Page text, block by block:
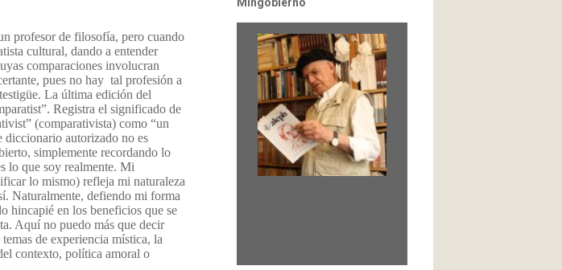
profesor de filosofía, pero cuando
cultural, dando a entender
comparaciones involucran
pues no hay tal profesión a
La última edición del
Registra el significado de
(comparativista) como “un
diccionario autorizado no es
simplemente recordando lo
lo que soy realmente. Mi
lo mismo) refleja mi naturaleza
Naturalmente, defiendo mi forma
hincapié en los beneficios que se
Aquí no puedo más que decir
de experiencia mística, la
contexto, política amoral o